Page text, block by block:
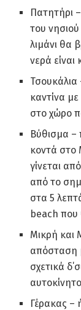
Πατητήρι
του
λιμάνι θα
νερά
Τσουκάλια
καντίνα
στο χώρο
Βύθισμα –
κοντά στο
γίνεται
από το
στα 5
beach που
Μικρή και
απόσταση
σχετικά
Γέρακας –